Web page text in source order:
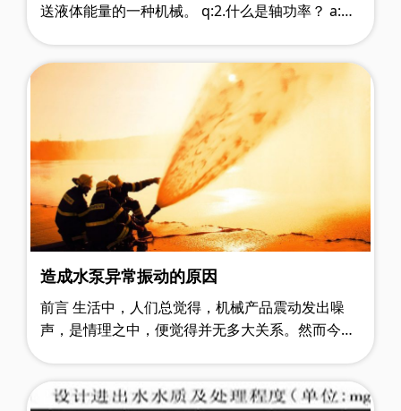
送液体能量的一种机械。 q:2.什么是轴功率？ a:电
造成水泵异常振动的原因
前言 生活中，人们总觉得，机械产品震动发出噪
声，是情理之中，便觉得并无多大关系。然而今